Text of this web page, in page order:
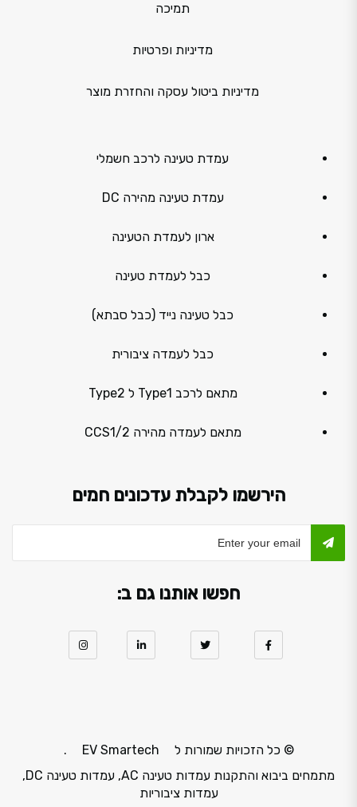
תמיכה
מדיניות ופרטיות
מדיניות ביטול עסקה והחזרת מוצר
עמדת טעינה לרכב חשמלי
עמדת טעינה מהירה DC
ארון לעמדת הטעינה
כבל לעמדת טעינה
כבל טעינה נייד (כבל סבתא)
כבל לעמדה ציבורית
מתאם לרכב Type1 ל Type2
מתאם לעמדה מהירה CCS1/2
הירשמו לקבלת עדכונים חמים
חפשו אותנו גם ב:
© כל הזכויות שמורות ל EV Smartech
.
מתמחים ביבוא והתקנות עמדות טעינה AC, עמדות טעינה DC,
עמדות ציבוריות